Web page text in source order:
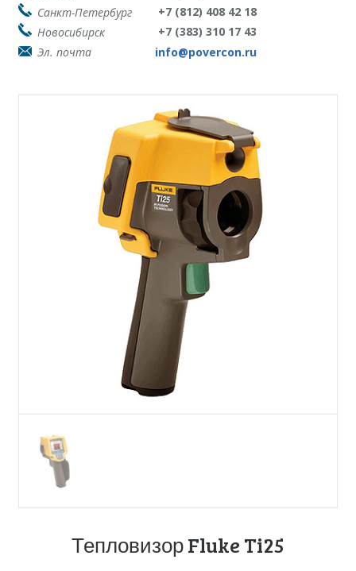
Санкт-Петербург
+7 (812) 408 42 18
Новосибирск
+7 (383) 310 17 43
Эл. почта
info@povercon.ru
Тепловизор Fluke Ti25